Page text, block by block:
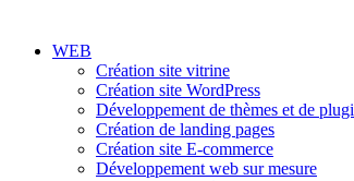
WEB
Création site vitrine
Création site WordPress
Développement de thèmes et de
Création de landing pages
Création site E-commerce
Développement web sur mesure